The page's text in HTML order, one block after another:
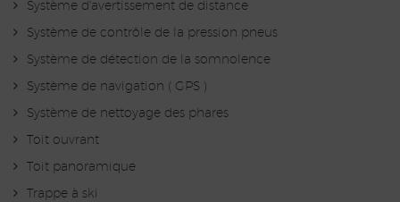
Système d'avertissement de distance
Système de contrôle de la pression pneus
Système de détection de la somnolence
Système de navigation ( GPS )
Système de nettoyage des phares
Toit ouvrant
Toit panoramique
Trappe à ski